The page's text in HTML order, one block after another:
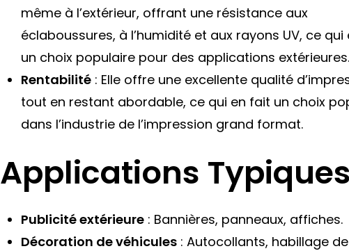
même à l’extérieur, offrant une résistance aux
éclaboussures, à l’humidité et aux rayons UV, ce qui
un choix populaire pour des applications extérieures.
Rentabilité : Elle offre une excellente qualité
tout en restant abordable, ce qui en fait un choix
dans l’industrie de l’impression grand format.
Applications Typiques
Publicité extérieure : Bannières, panneaux, affiches.
Décoration de véhicules : Autocollants, habillage